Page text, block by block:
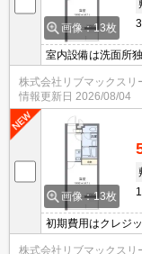
画像：13枚
室内設備は洗面所
納はシューズボッ
利用することも可
き、防犯対策につ
はマンションです
相談ください。
株式会社リブマックスリ
情報更新日 2026/08/04
画像：13枚
初期費用はクレジ
気の家具家電付き
株式会社リブマックスリ